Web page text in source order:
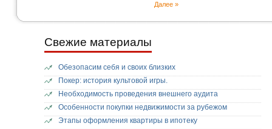
Далее »
Свежие материалы
Обезопасим себя и своих близких
Покер: история культовой игры.
Необходимость проведения внешнего аудита
Особенности покупки недвижимости за рубежом
Этапы оформления квартиры в ипотеку